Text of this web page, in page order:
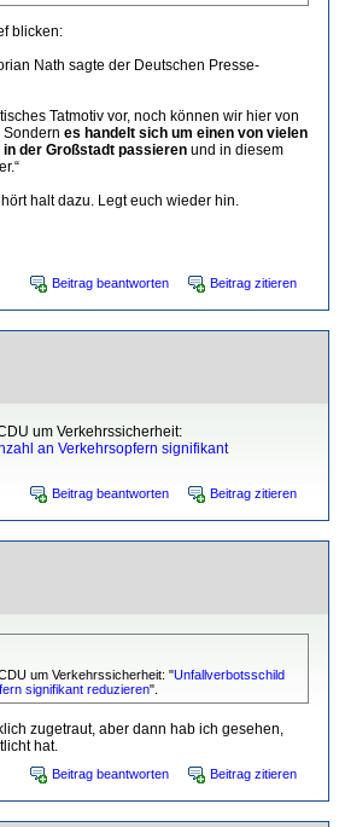
blicken:
Nath sagte der Deutschen Presse-
Tatmotiv vor, noch können wir hier von
Sondern es handelt sich um einen von vielen
der Großstadt passieren und in diesem
halt dazu. Legt euch wieder hin.
Beitrag beantworten Beitrag zitieren
um Verkehrssicherheit:
an Verkehrsopfern signifikant
Beitrag beantworten Beitrag zitieren
um Verkehrssicherheit: "Unfallverbotsschild
signifikant reduzieren".
zugetraut, aber dann hab ich gesehen,
hat.
Beitrag beantworten Beitrag zitieren